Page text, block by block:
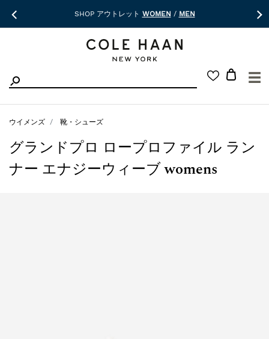
SHOP アウトレット WOMEN / MEN
☰
ウイメンズ 靴・シューズ
グランドプロ ロープロファイル ラン
ナー エナジーウィーブ womens